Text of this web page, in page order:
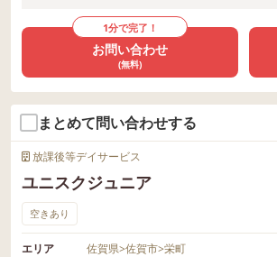
1分で完了！
お問い合わせ
(無料)
まとめて問い合わせする
放課後等デイサービス
ユニスクジュニア
空きあり
エリア 佐賀県>佐賀市>栄町